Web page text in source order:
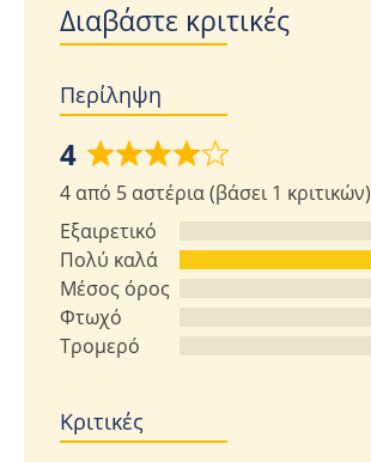
Διαβάστε κριτικές
Περίληψη
4 Βαθμολογήθηκε
με
4
από
5
4 από 5 αστέρια (βάσει 1 κριτικών)
Εξαιρετικό
Πολύ καλά
Μέσος όρος
Φτωχό
Τρομερό
Κριτικές